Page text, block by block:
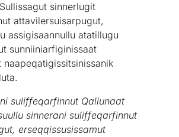
sinnerlugit
attavilersuisarpugut,
assigisaannullu atatillugu
sunniiniarfiginissaat
naapeqatigissitsinissanik
suliffeqarfinnut Qallunaat
sinnerani suliffeqarfinnut
erseqqissusissamut